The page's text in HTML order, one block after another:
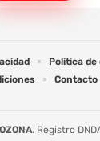
Política de
Contacto
. Registro